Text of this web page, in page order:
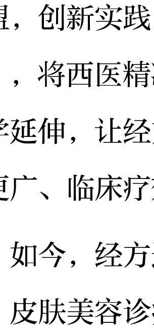
，创新实
将西医
延伸，让
广、临床
，经方
皮肤美容